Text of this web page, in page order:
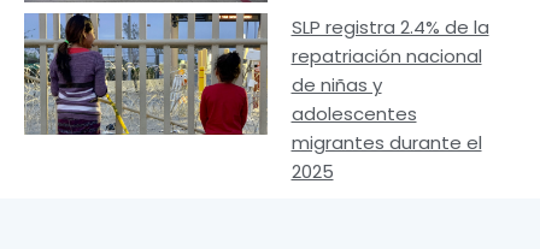
SLP registra 2.4% de la
repatriación nacional
de niñas y
adolescentes
migrantes durante el
2025